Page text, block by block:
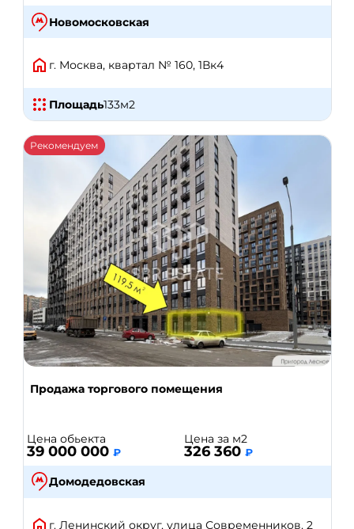
Новомосковская
г. Москва, квартал № 160, 1Вк4
Площадь133м2
Рекомендуем
Продажа торгового помещения
Цена обьекта
39 000 000 ₽
Цена за м2
326 360 ₽
Домодедовская
г. Ленинский округ, улица Современников, 2